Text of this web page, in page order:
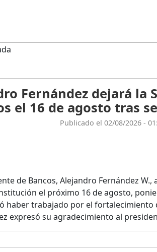
Fernández dejará la
el 16 de agosto tras
Publicado el 02/08/2026 -
de Bancos, Alejandro Fernández
el próximo 16 de agosto,
haber trabajado por el fortalecimiento
expresó su agradecimiento al